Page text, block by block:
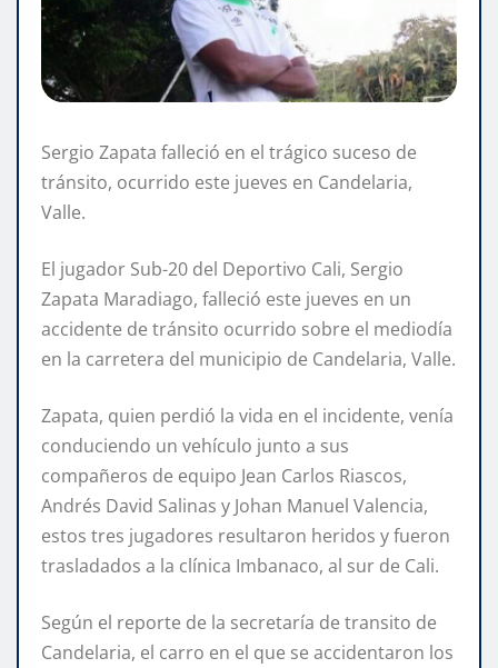
Sergio Zapata falleció en el trágico suceso de
tránsito, ocurrido este jueves en Candelaria,
Valle.
El jugador Sub-20 del Deportivo Cali, Sergio
Zapata Maradiago, falleció este jueves en un
accidente de tránsito ocurrido sobre el mediodía
en la carretera del municipio de Candelaria, Valle.
Zapata, quien perdió la vida en el incidente, venía
conduciendo un vehículo junto a sus
compañeros de equipo Jean Carlos Riascos,
Andrés David Salinas y Johan Manuel Valencia,
estos tres jugadores resultaron heridos y fueron
trasladados a la clínica Imbanaco, al sur de Cali.
Según el reporte de la secretaría de transito de
Candelaria, el carro en el que se accidentaron los